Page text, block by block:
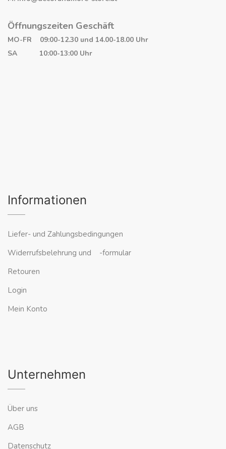
Öffnungszeiten Geschäft
MO-FR 09:00-12.30 und 14.00-18.00 Uhr
SA 10:00-13:00 Uhr
Informationen
Liefer- und Zahlungsbedingungen
Widerrufsbelehrung und -formular
Retouren
Login
Mein Konto
Unternehmen
Über uns
AGB
Datenschutz